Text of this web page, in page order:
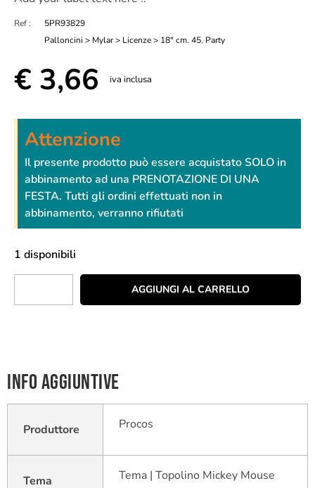
Ref :
5PR93829
Palloncini > Mylar > Licenze > 18" cm. 45, Party
€ 3,66 iva inclusa
Attenzione
Il presente prodotto può essere acquistato SOLO in
abbinamento ad una PRENOTAZIONE DI UNA
FESTA. Tutti gli ordini effettuati non in
abbinamento, verranno rifiutati
1 disponibili
AGGIUNGI AL CARRELLO
Info aggiuntive
Produttore Procos
Tema Tema | Topolino Mickey Mouse